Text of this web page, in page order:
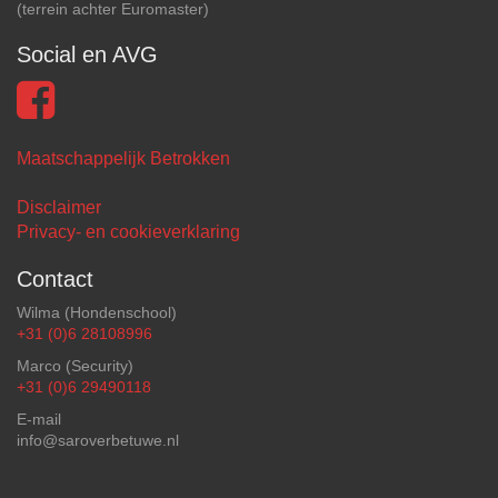
(terrein achter Euromaster)
Social en AVG
Maatschappelijk Betrokken
Disclaimer
Privacy- en cookieverklaring
Contact
Wilma (Hondenschool)
+31 (0)6 28108996
Marco (Security)
+31 (0)6 29490118
E-mail
info@saroverbetuwe.nl